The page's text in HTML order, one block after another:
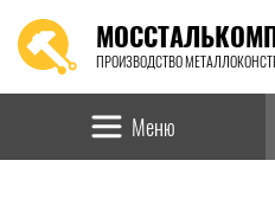
ПРОИЗВОДСТВО
Найти:
Меню